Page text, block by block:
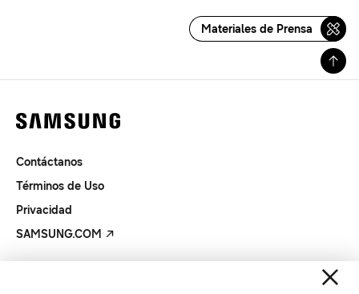
Materiales de Prensa
Contáctanos
Términos de Uso
Privacidad
SAMSUNG.COM